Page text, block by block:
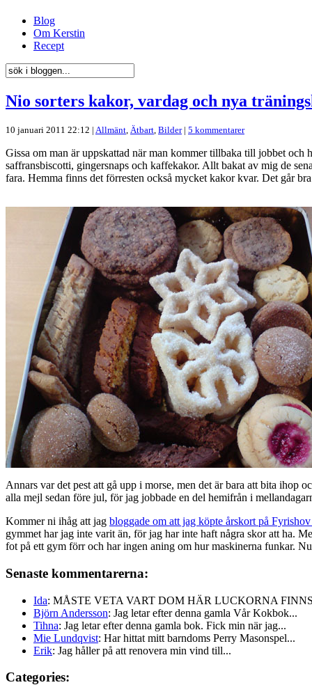
Blog
Om Kerstin
Recept
Nio sorters kakor, vardag och nya
10 januari 2011 22:12 | Allmänt, Ätbart, Bilder| 5 kommentarer
Gissa om man är uppskattad när man kommer tillbaka till jobbet
saffransbiscotti, gingersnaps och kaffekakor. Allt bakat av mig de
fara. Hemma finns det förresten också mycket kakor kvar. Det går
Annars var det pest att gå upp i morse, men det är bara att bita ihop
alla mejl sedan före jul, för jag jobbade en del hemifrån i
Kommer ni ihåg att jag bloggade om att jag köpte årskort på
gymmet har jag inte varit än, för jag har inte haft några skor att ha.
fot på ett gym förr och har ingen aning om hur maskinerna funkar.
Senaste kommentarerna:
Ida: MÅSTE VETA VART DOM HÄR LUCKORNA
Björn Andersson: Jag letar efter denna gamla Vår Kokbok...
Tihna: Jag letar efter denna gamla bok. Fick min när jag...
Mie Lundqvist: Har hittat mitt barndoms Perry Masonspel...
Erik: Jag håller på att renovera min vind till...
Categories: